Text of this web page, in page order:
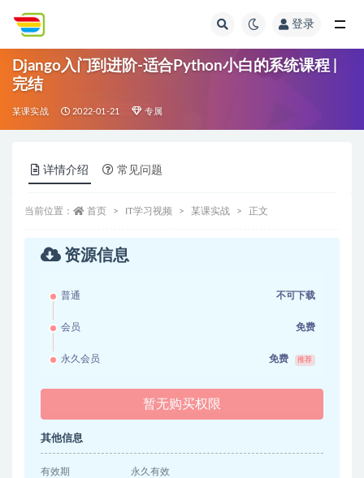
登录
Django入门到进阶-适合Python小白的系统课程 |
完结
某课实战 2022-01-21 专属
详情介绍 常见问题
当前位置： 首页 IT学习视频 某课实战 正文
资源信息
普通 不可下载
会员 免费
永久会员 免费 推荐
暂无购买权限
其他信息
有效期 永久有效